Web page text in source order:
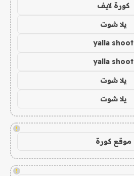
كورة لايف
يلا شوت
yalla shoot
yalla shoot
يلا شوت
يلا شوت
!
موقع كورة
!